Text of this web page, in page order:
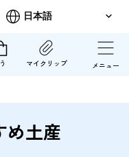
マイクリップ メニュー
め土産